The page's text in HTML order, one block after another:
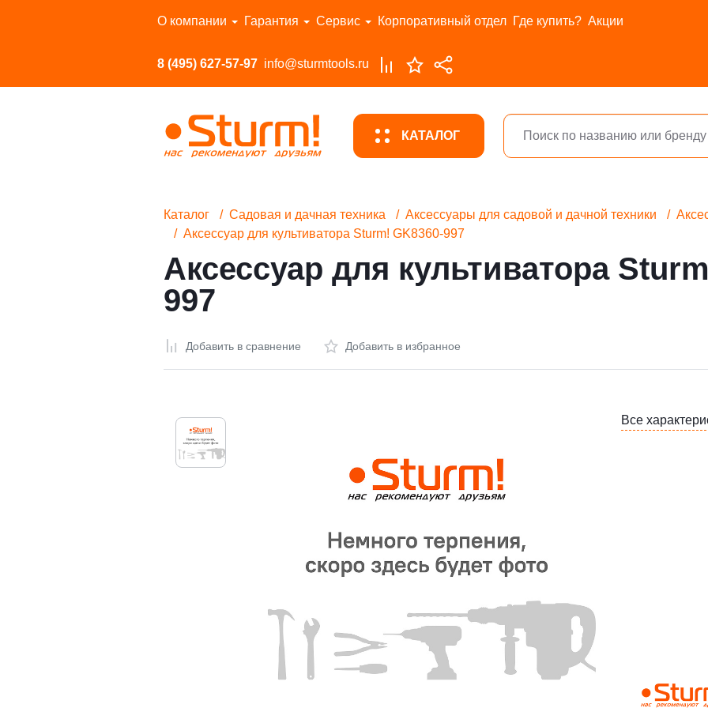
О компании Гарантия Сервис Корпоративный отдел Где купить? Акции
8 (495) 627-57-97 info@sturmtools.ru
КАТАЛОГ
Перейти в каталог
Каталог Садовая и дачная техника Аксессуары для садовой и дачной техники
Аксессуар для культиватора Sturm! GK8360-997
Аксессуар для культиватора
997
Добавить в сравнение Добавить в избранное
Все